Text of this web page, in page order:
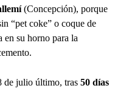
(Concepción), porque
“pet coke” o coque de
en su horno para la
de julio último, tras 50 días